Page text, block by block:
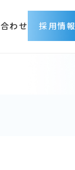
わせ 採用情報